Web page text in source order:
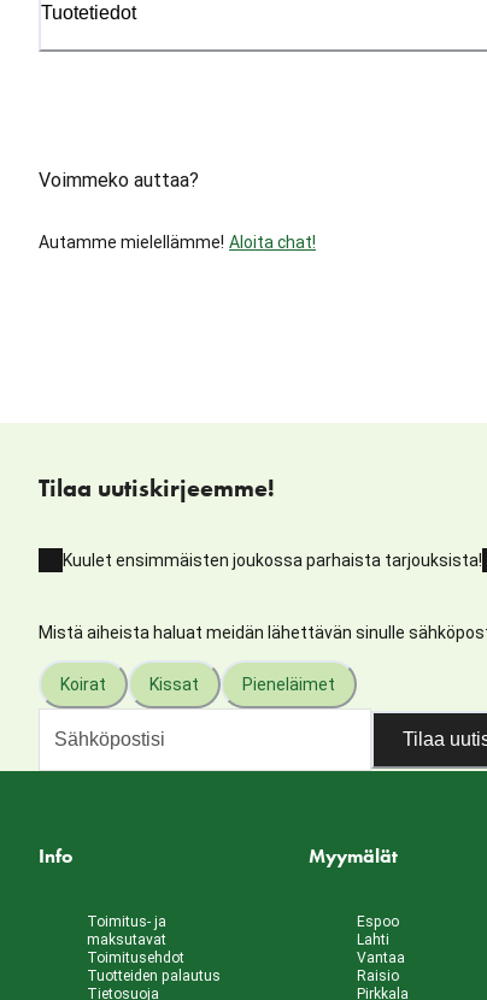
Tuotetiedot
Voimmeko auttaa?
Autamme mielellämme! Aloita chat!
Tilaa uutiskirjeemme!
Kuulet ensimmäisten joukossa parhaista tarjouksista!
Mistä aiheista haluat meidän lähettävän sinulle
Koirat Kissat Pieneläimet
Tilaa
Info
Toimitus- ja
maksutavat
Toimitusehdot
Tuotteiden palautus
Tietosuoja
Myymälät
Espoo
Lahti
Vantaa
Raisio
Pirkkala